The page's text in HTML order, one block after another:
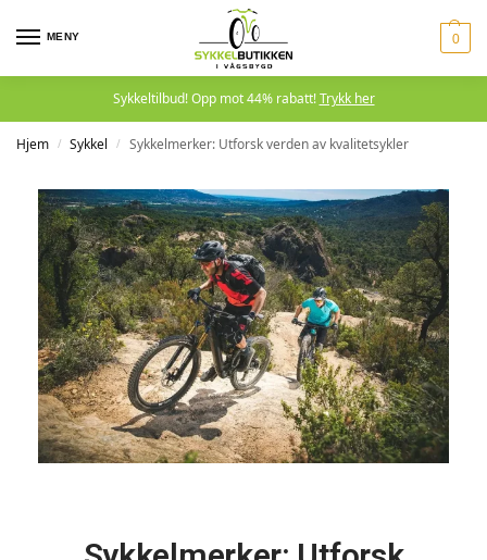
MENY 0
Sykkeltilbud! Opp mot 44% rabatt!Trykk her
Hjem / Sykkel / Sykkelmerker: Utforsk verden av kvalitetsykler